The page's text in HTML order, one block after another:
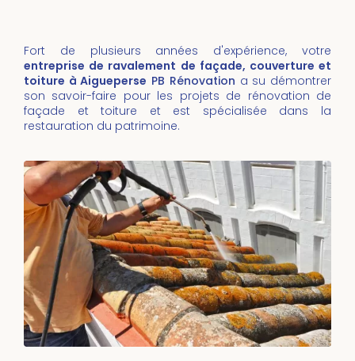
Fort de plusieurs années d'expérience, votre
entreprise de ravalement de façade, couverture et
toiture à Aigueperse PB Rénovation a su démontrer
son savoir-faire pour les projets de rénovation de
façade et toiture et est spécialisée dans la
restauration du patrimoine.